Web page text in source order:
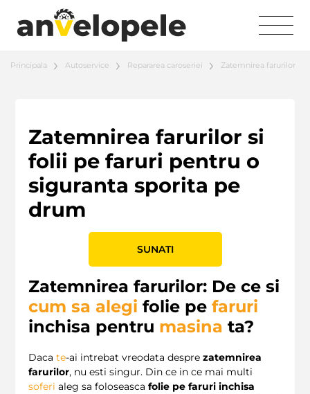
Principala Autoservice Repararea caroseriei Zatemnirea farurilor
Zatemnirea farurilor si
folii pe faruri pentru o
siguranta sporita pe
drum
SUNATI
Zatemnirea farurilor: De ce si
cum sa alegi folie pe faruri
inchisa pentru masina ta?
Daca te-ai intrebat vreodata despre zatemnirea
farurilor, nu esti singur. Din ce in ce mai multi
soferi aleg sa foloseasca folie pe faruri inchisa